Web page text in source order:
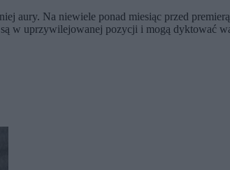
aury. Na niewiele ponad miesiąc przed
w uprzywilejowanej pozycji i mogą dyktować